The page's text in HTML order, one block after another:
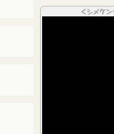
＜シメケ